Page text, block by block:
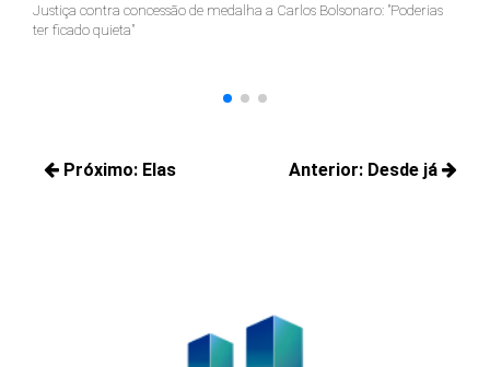
Justiça contra concessão de medalha a Carlos Bolsonaro: "Poderias
ter ficado quieta"
Navegação
Anterior: Desde já
Próximo: Elas